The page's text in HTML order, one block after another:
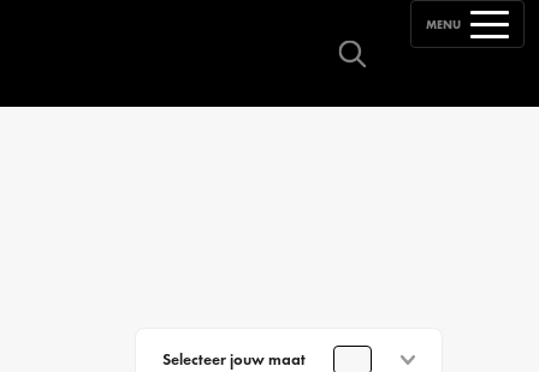
MENU
Selecteer jouw maat